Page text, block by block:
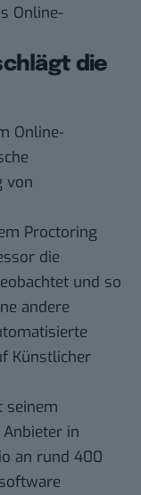
Online-
die
Online-
von
Proctoring
die
und so
andere
Künstlicher
seinem
in
an rund 400